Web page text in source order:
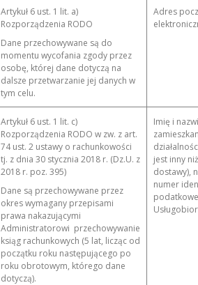
Artykuł 6 ust. 1 lit. a)
Rozporządzenia RODO
Dane przechowywane są do
momentu wycofania zgody przez
osobę, której dane dotyczą na
dalsze przetwarzanie jej danych w
tym celu.
Adres
Artykuł 6 ust. 1 lit. c)
Rozporządzenia RODO w zw. z art.
74 ust. 2 ustawy o rachunkowości
tj. z dnia 30 stycznia 2018 r. (Dz.U. z
2018 r. poz. 395)
Dane są przechowywane przez
okres wymagany przepisami
prawa nakazującymi
Administratorowi przechowywanie
ksiąg rachunkowych (5 lat, licząc od
początku roku następującego po
roku obrotowym, którego dane
dotyczą).
Imię i
jest inny
dostawy),
numer